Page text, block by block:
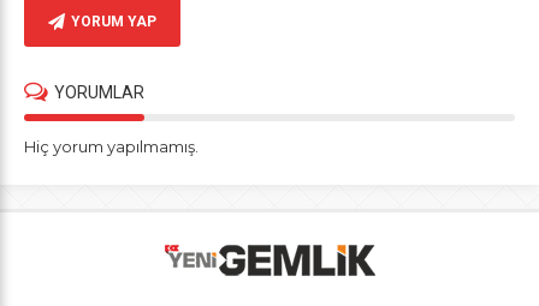
YORUM YAP
YORUMLAR
Hiç yorum yapılmamış.